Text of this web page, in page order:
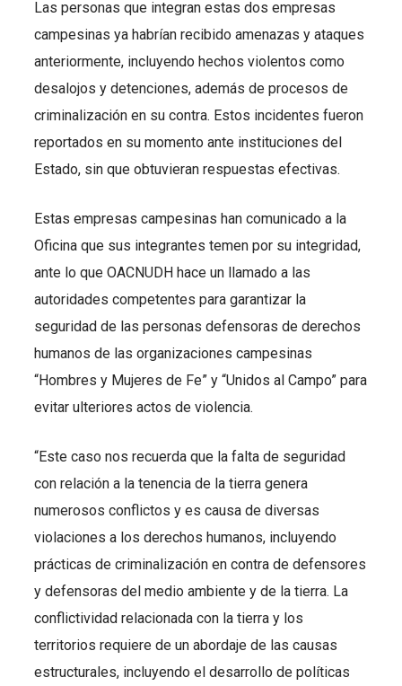
Las personas que integran estas dos empresas
campesinas ya habrían recibido amenazas y ataques
anteriormente, incluyendo hechos violentos como
desalojos y detenciones, además de procesos de
criminalización en su contra. Estos incidentes fueron
reportados en su momento ante instituciones del
Estado, sin que obtuvieran respuestas efectivas.
Estas empresas campesinas han comunicado a la
Oficina que sus integrantes temen por su integridad,
ante lo que OACNUDH hace un llamado a las
autoridades competentes para garantizar la
seguridad de las personas defensoras de derechos
humanos de las organizaciones campesinas
“Hombres y Mujeres de Fe” y “Unidos al Campo” para
evitar ulteriores actos de violencia.
“Este caso nos recuerda que la falta de seguridad
con relación a la tenencia de la tierra genera
numerosos conflictos y es causa de diversas
violaciones a los derechos humanos, incluyendo
prácticas de criminalización en contra de defensores
y defensoras del medio ambiente y de la tierra. La
conflictividad relacionada con la tierra y los
territorios requiere de un abordaje de las causas
estructurales, incluyendo el desarrollo de políticas